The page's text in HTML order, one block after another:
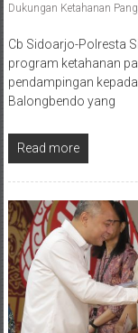
Dukungan Ketahanan
Cb Sidoarjo-Polresta
program ketahanan
pendampingan
Balongbendo yang
Read more